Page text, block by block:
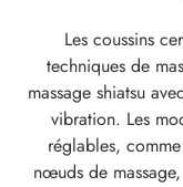
Les coussins
techniques de
massage shiatsu
vibration. Les
réglables,
nœuds de